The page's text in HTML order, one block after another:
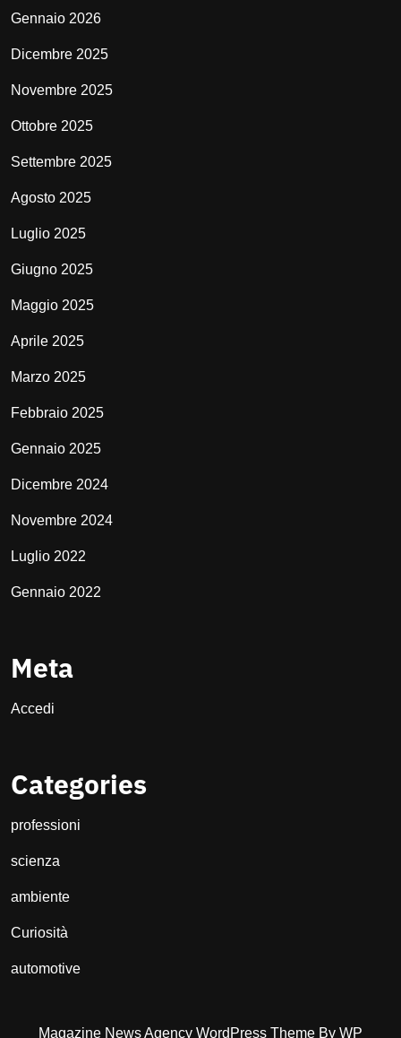
Gennaio 2026
Dicembre 2025
Novembre 2025
Ottobre 2025
Settembre 2025
Agosto 2025
Luglio 2025
Giugno 2025
Maggio 2025
Aprile 2025
Marzo 2025
Febbraio 2025
Gennaio 2025
Dicembre 2024
Novembre 2024
Luglio 2022
Gennaio 2022
Meta
Accedi
Categories
professioni
scienza
ambiente
Curiosità
automotive
Magazine News Agency WordPress Theme By WP